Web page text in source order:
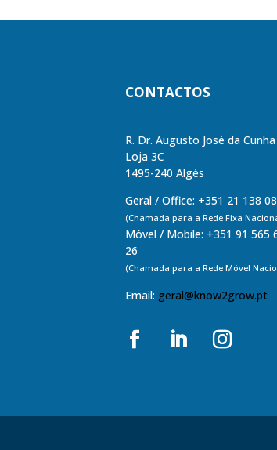
CONTACTOS
R. Dr. Augusto José da Cunha
Loja 3C
1495-240 Algés
Geral / Office: +351 21 138
(Chamada para a Rede Fixa
Móvel / Mobile: +351 91 565
26
(Chamada para a Rede Móvel
Email: geral@know2grow.pt